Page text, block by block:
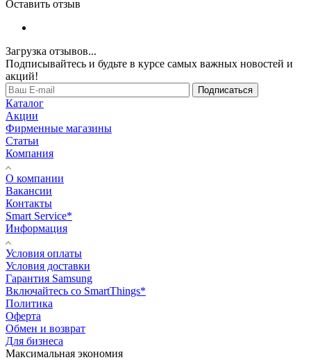
Оставить отзыв
Загрузка отзывов...
Подписывайтесь и будьте в курсе самых важных новостей и
акций!
Подписаться
Каталог
Акции
Фирменные магазины
Статьи
Компания
О компании
Вакансии
Контакты
Smart Service*
Информация
Условия оплаты
Условия доставки
Гарантия Samsung
Включайтесь со SmartThings*
Политика
Оферта
Обмен и возврат
Для бизнеса
Максимальная экономия